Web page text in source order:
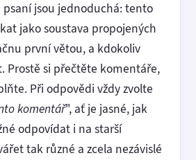
psaní jsou jednoduchá: tento
jako soustava propojených
první větou, a kdokoliv
Prostě si přečtěte komentáře,
Při odpovědi vždy zvolte
komentář", ať je jasné, jak
odpovídat i na starší
tak různé a zcela nezávislé